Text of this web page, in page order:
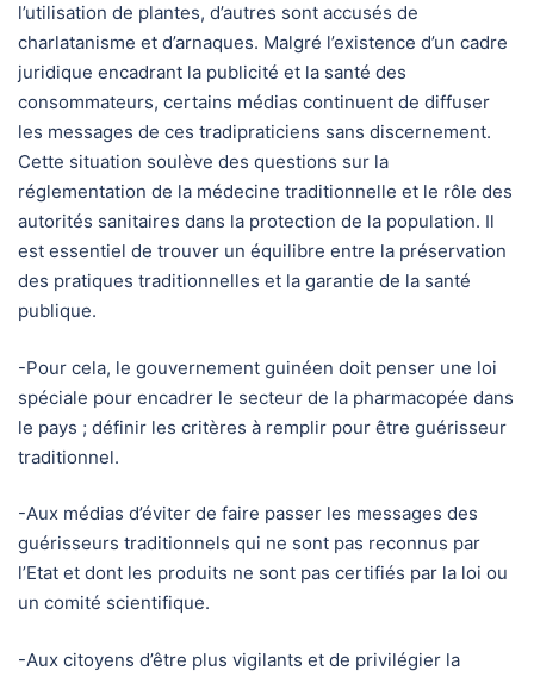
l’utilisation de plantes, d’autres sont accusés de
charlatanisme et d’arnaques. Malgré l’existence d’un cadre
juridique encadrant la publicité et la santé des
consommateurs, certains médias continuent de diffuser
les messages de ces tradipraticiens sans discernement.
Cette situation soulève des questions sur la
réglementation de la médecine traditionnelle et le rôle des
autorités sanitaires dans la protection de la population. Il
est essentiel de trouver un équilibre entre la préservation
des pratiques traditionnelles et la garantie de la santé
publique.
-Pour cela, le gouvernement guinéen doit penser une loi
spéciale pour encadrer le secteur de la pharmacopée dans
le pays ; définir les critères à remplir pour être guérisseur
traditionnel.
-Aux médias d’éviter de faire passer les messages des
guérisseurs traditionnels qui ne sont pas reconnus par
l’Etat et dont les produits ne sont pas certifiés par la loi ou
un comité scientifique.
-Aux citoyens d’être plus vigilants et de privilégier la